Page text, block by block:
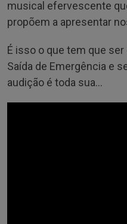
musical efervescente
propõem a apresentar
É isso o que tem que
Saída de Emergência e
audição é toda sua…